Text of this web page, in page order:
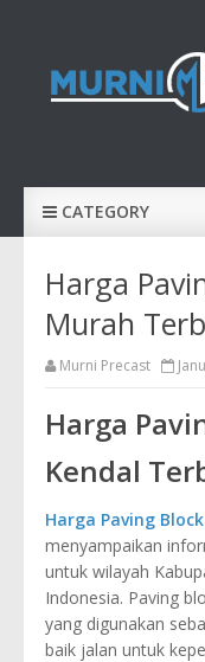
CATEGORY
Harga
Murah
Murni Precast
Harga
Kendal
Harga Paving
menyampaikan
untuk wilayah
Indonesia. Paving
yang digunakan
baik jalan untuk